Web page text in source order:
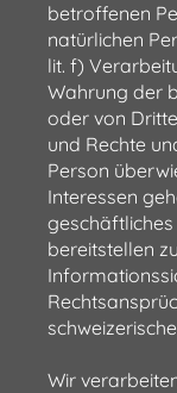
betroffenen
natürlichen
lit. f)
Wahrung der
oder von
und Rechte
Person
Interessen
geschäftliches
bereitstellen
Wir